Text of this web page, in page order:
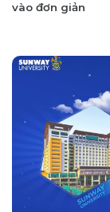
vào đơn giản